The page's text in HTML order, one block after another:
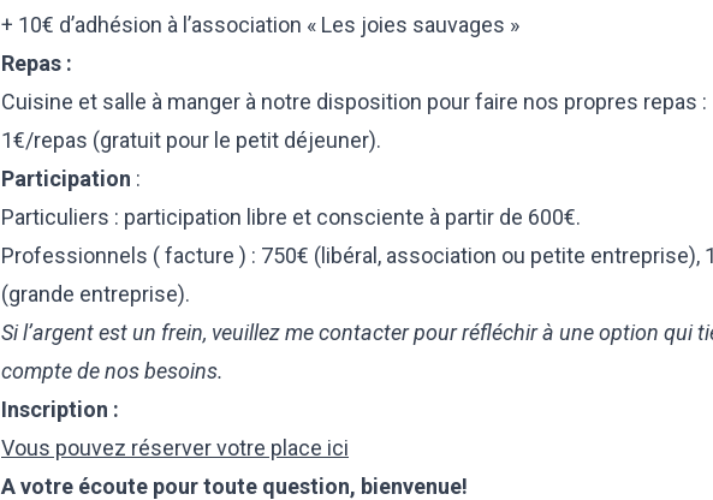
+ 10€ d’adhésion à l’association « Les joies sauvages »
Repas :
Cuisine et salle à manger à notre disposition pour faire nos propres repas :
1€/repas (gratuit pour le petit déjeuner).
Participation :
Particuliers : participation libre et consciente à partir de 600€.
Professionnels ( facture ) : 750€ (libéral, association ou petite entreprise),
(grande entreprise).
Si l’argent est un frein, veuillez me contacter pour réfléchir à une option qui
compte de nos besoins.
Inscription :
Vous pouvez réserver votre place ici
A votre écoute pour toute question, bienvenue!